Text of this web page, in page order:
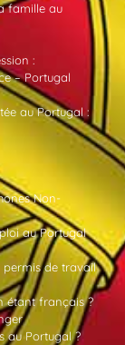
famille au
:
– Portugal
au Portugal :
Non-
au Portugal
de travail
étant français ?
au Portugal ?